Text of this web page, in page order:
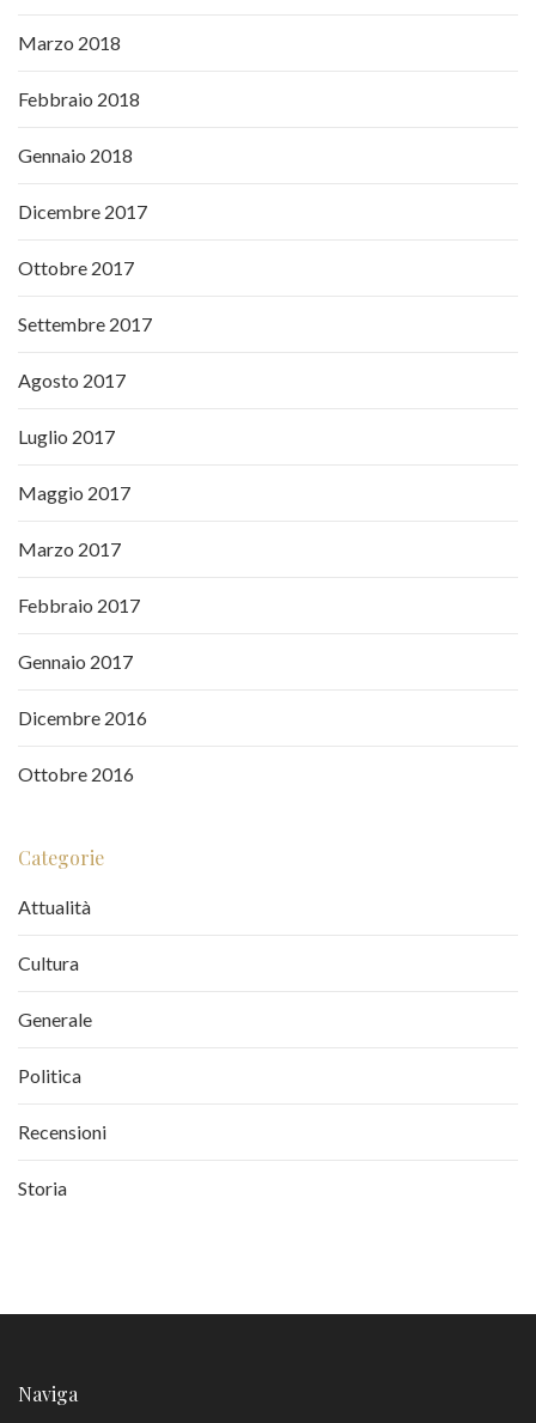
Marzo 2018
Febbraio 2018
Gennaio 2018
Dicembre 2017
Ottobre 2017
Settembre 2017
Agosto 2017
Luglio 2017
Maggio 2017
Marzo 2017
Febbraio 2017
Gennaio 2017
Dicembre 2016
Ottobre 2016
Categorie
Attualità
Cultura
Generale
Politica
Recensioni
Storia
Naviga